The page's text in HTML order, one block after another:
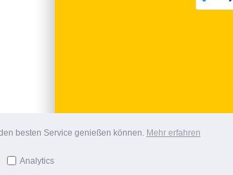
besten Service genießen können. Mehr erfahren
Analytics